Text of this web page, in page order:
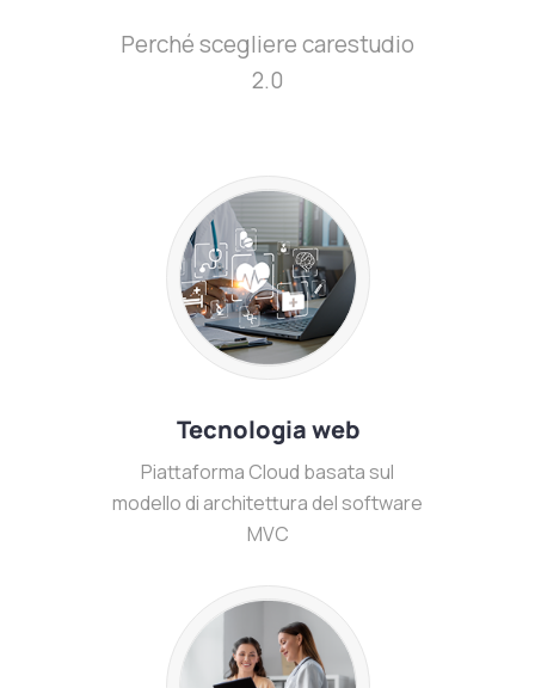
Perché scegliere carestudio
2.0
Tecnologia web
Piattaforma Cloud basata sul
modello di architettura del software
MVC